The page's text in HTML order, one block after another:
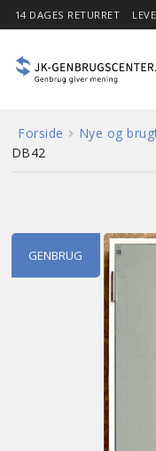
14 DAGES RETURRET
Forside
Stor besparelse
Forside Nye og
DB42
GENBRUG